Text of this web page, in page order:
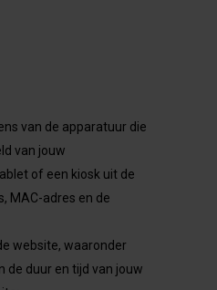
van de apparatuur die
van jouw
of een kiosk uit de
MAC-adres en de
website, waaronder
de duur en tijd van jouw